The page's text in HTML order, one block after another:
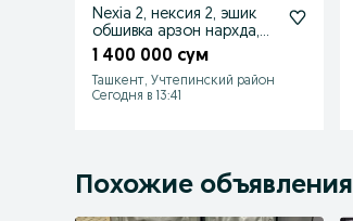
Nexia 2, нексия 2, эшик
обшивка арзон нархда,
дона, оптом
1 400 000 сум
Ташкент, Учтепинский район
Сегодня в 13:41
Похожие объявления